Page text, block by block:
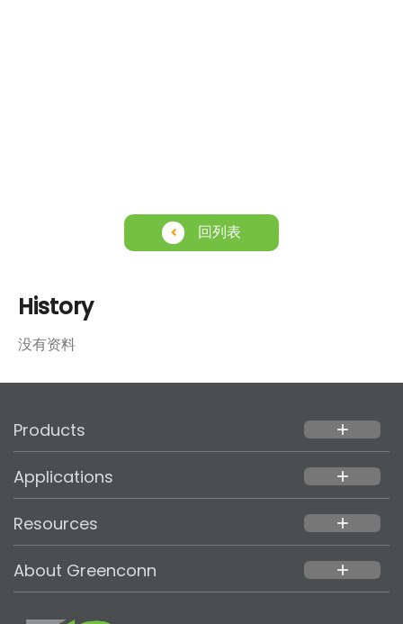
回列表
History
没有资料
Products add
Applications add
Resources add
About Greenconn add